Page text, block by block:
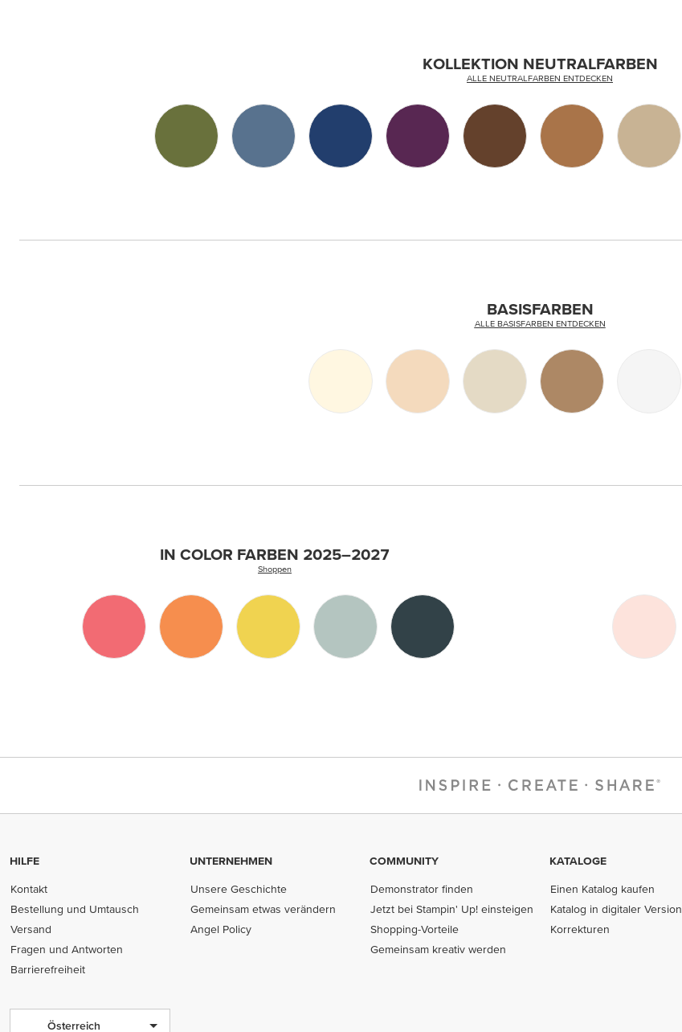
KOLLEKTION NEUTRALFARBEN
ALLE NEUTRALFARBEN ENTDECKEN
BASISFARBEN
ALLE BASISFARBEN ENTDECKEN
IN COLOR FARBEN 2025–2027
Shoppen
HILFE
Kontakt
Bestellung und Umtausch
Versand
Fragen und Antworten
Barrierefreiheit
UNTERNEHMEN
Unsere Geschichte
Gemeinsam etwas verändern
Angel Policy
COMMUNITY
Demonstrator finden
Jetzt bei Stampin' Up! einsteigen
Shopping-Vorteile
Gemeinsam kreativ werden
KATALOGE
Einen Katalog kaufen
Katalog in digitaler Version
Korrekturen
Österreich